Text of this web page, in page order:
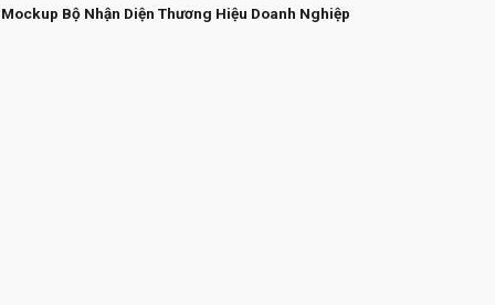
Mockup Bộ Nhận Diện Thương Hiệu Doanh Nghiệp